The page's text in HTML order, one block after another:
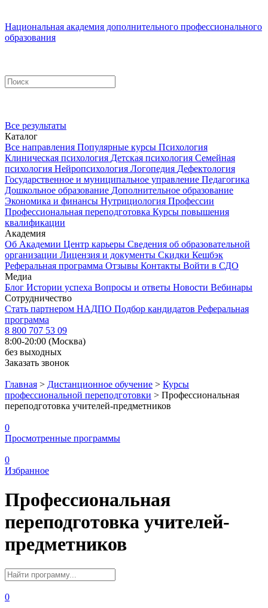
Национальная академия дополнительного профессионального
образования
Все результаты
Каталог
Все направления Популярные курсы Психология
Клиническая психология Детская психология Семейная
психология Нейропсихология Логопедия Дефектология
Государственное и муниципальное управление Педагогика
Дошкольное образование Дополнительное образование
Экономика и финансы Нутрициология Профессии
Профессиональная переподготовка Курсы повышения
квалификации
Академия
Об Академии Центр карьеры Сведения об образовательной
организации Лицензия и документы Скидки Кешбэк
Реферальная программа Отзывы Контакты Войти в СДО
Медиа
Блог Истории успеха Вопросы и ответы Новости Вебинары
Сотрудничество
Стать партнером НАДПО Подбор кандидатов Реферальная
программа
8 800 707 53 09
8:00-20:00 (Москва)
без выходных
Заказать звонок
Главная > Дистанционное обучение > Курсы
профессиональной переподготовки > Профессиональная
переподготовка учителей-предметников
0
Просмотренные программы
0
Избранное
Профессиональная
переподготовка учителей-
предметников
0